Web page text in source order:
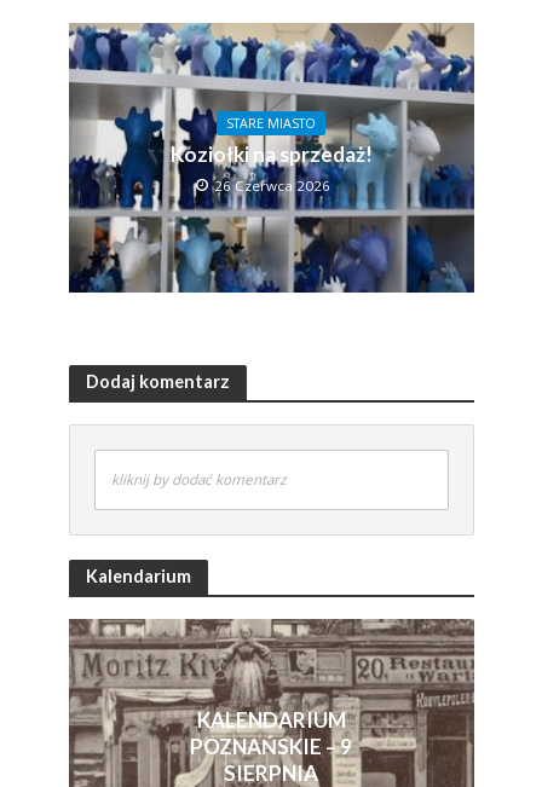
STARE MIASTO
Koziołki na sprzedaż!
26 Czerwca 2026
Dodaj komentarz
kliknij by dodać komentarz
Kalendarium
KALENDARIUM
POZNAŃSKIE – 9
SIERPNIA